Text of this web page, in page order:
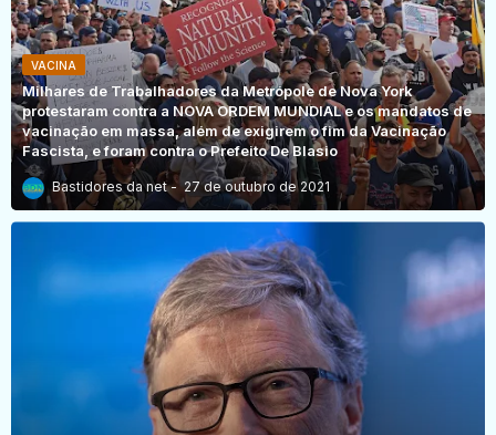
VACINA
Milhares de Trabalhadores da Metrópole de Nova York
protestaram contra a NOVA ORDEM MUNDIAL e os mandatos de
vacinação em massa, além de exigirem o fim da Vacinação
Fascista, e foram contra o Prefeito De Blasio
Bastidores da net 27 de outubro de 2021